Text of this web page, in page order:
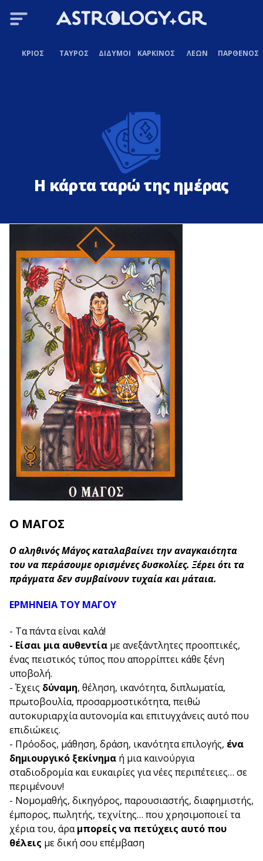
ΚΡΙΟΣ ΤΑΥΡΟΣ ΔΙΔΥΜΟΙ ΚΑΡΚΙΝΟΣ ΛΕΩΝ ΠΑΡΘΕΝΟΣ
Η κάρτα ταρώ της ημέρας
Ο ΜΑΓΟΣ
Ο αληθινός Μάγος καταλαβαίνει την αναγκαιότητα
του να περάσουμε ορισμένες δυσκολίες. Ξέρει ότι τα
πράγματα δεν συμβαίνουν τυχαία και μάταια.
ΕΡΜΗΝΕΙΑ ΤΟΥ ΜΑΓΟΥ
- Τα πάντα είναι καλά!
- Είσαι μια αυθεντία με ανεξάντλητες προοπτικές,
ένας πειστικός τύπος που απορρίπτει κάθε ξένη
υποβολή.
- Έχεις δύναμη, θέληση, ικανότητα, διπλωματία,
πρωτοβουλία, προσαρμοστικότητα, πειθώ
αυτοκυριαρχία αυτονομία και επιτυγχάνεις αυτό που
επιδιώκεις.
- Πρόοδος, μάθηση, δράση, ικανότητα επιλογής, ένα
δημιουργικό ξεκίνημα ή μια καινούργια
σταδιοδρομία και ευκαιρίες για νέες περιπέτειες… σε
περιμένουν!
- Νομομαθής, δικηγόρος, παρουσιαστής, διαφημιστής,
έμπορος, πωλητής, τεχνίτης… που χρησιμοποιεί τα
χέρια του, άραμπορείς να πετύχεις αυτό που
θέλεις με δική σου επέμβαση